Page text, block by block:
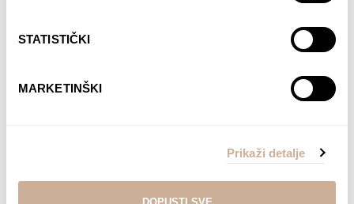
STATISTIČKI
MARKETINŠKI
Prikaži detalje
Davor Rostuhar – Polarni san